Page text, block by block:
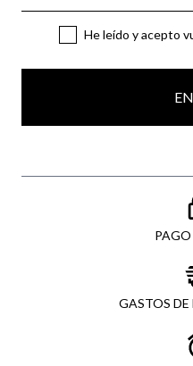
He leído y acepto
PAGO
GASTOS